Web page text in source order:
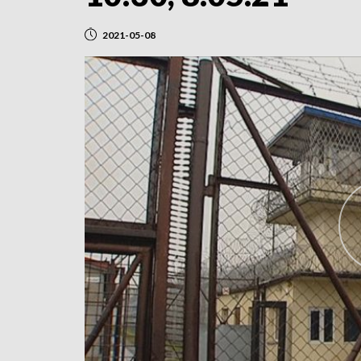
2021-05-08